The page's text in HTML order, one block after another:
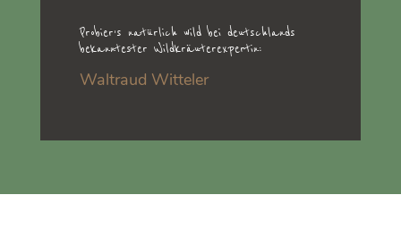
Probier’s natürlich wild bei deutschlands
bekanntester Wildkräuterexpertin:
Waltraud Witteler